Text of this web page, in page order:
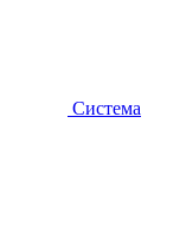
Система